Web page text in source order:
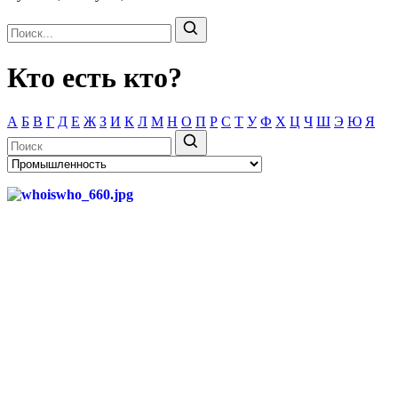
Кто есть кто?
А Б В Г Д Е Ж З И К Л М Н О П Р С Т У Ф Х Ц Ч Ш Э Ю Я